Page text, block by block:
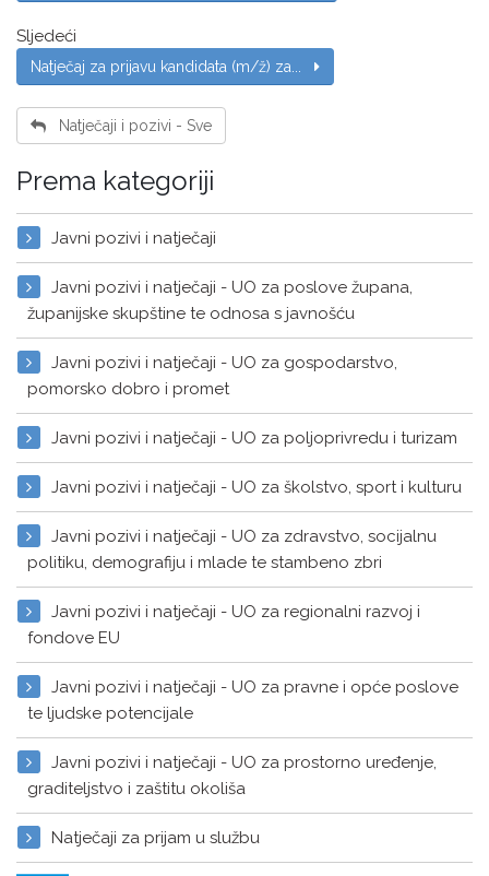
Sljedeći
Natječaj za prijavu kandidata (m/ž) za...
Natječaji i pozivi - Sve
Prema kategoriji
Javni pozivi i natječaji
Javni pozivi i natječaji - UO za poslove župana,
županijske skupštine te odnosa s javnošću
Javni pozivi i natječaji - UO za gospodarstvo,
pomorsko dobro i promet
Javni pozivi i natječaji - UO za poljoprivredu i turizam
Javni pozivi i natječaji - UO za školstvo, sport i kulturu
Javni pozivi i natječaji - UO za zdravstvo, socijalnu
politiku, demografiju i mlade te stambeno zbri
Javni pozivi i natječaji - UO za regionalni razvoj i
fondove EU
Javni pozivi i natječaji - UO za pravne i opće poslove
te ljudske potencijale
Javni pozivi i natječaji - UO za prostorno uređenje,
graditeljstvo i zaštitu okoliša
Natječaji za prijam u službu